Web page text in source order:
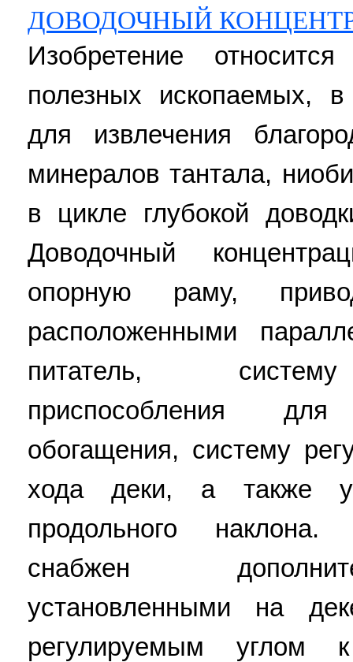
ДОВОДОЧНЫЙ
Изобретение
полезных ископаемых, в
для извлечения
минералов тантала,
в цикле глубокой
Доводочный
опорную раму,
расположенными
питатель, систему
приспособления
обогащения, систему
хода деки, а также
продольного наклона.
снабжен
установленными на
регулируемым